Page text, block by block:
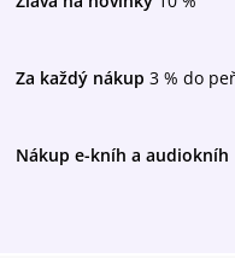
Za každý nákup 3 % do
Nákup e-kníh a audiokníh